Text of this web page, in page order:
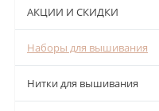
АКЦИИ И СКИДКИ
Наборы для вышивания
Нитки для вышивания